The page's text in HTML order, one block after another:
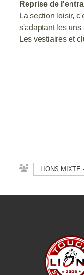
Reprise de
La section loisir,
s'adaptant les uns
Les vestiaires et
LIONS